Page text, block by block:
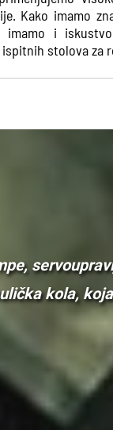
Kako imamo
imamo i
stolova za
kola,